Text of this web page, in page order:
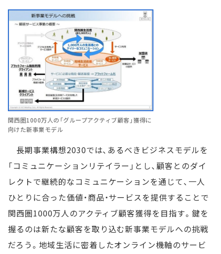
関西圏1000万人の「グループアクティブ顧客」獲得に
向けた新事業モデル
長期事業構想2030では、あるべきビジネスモデルを
「コミュニケーションリテイラー」とし、顧客とのダイ
レクトで継続的なコミュニケーションを通じて、一人
ひとりに合った価値・商品・サービスを提供することで
関西圏1000万人のアクティブ顧客獲得を目指す。鍵を
握るのは新たな顧客を取り込む新事業モデルへの挑戦
だろう。地域生活に密着したオンライン機軸のサービ